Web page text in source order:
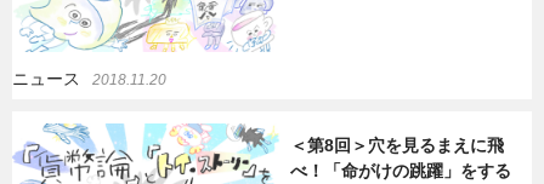
ニュース 2018.11.20
＜第8回＞穴を見るまえに飛
べ！「命がけの跳躍」をする